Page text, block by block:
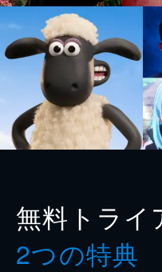
無料トライ
2つの特典